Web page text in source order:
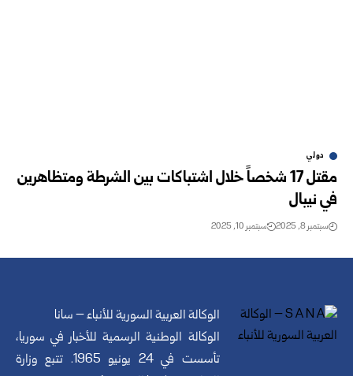
دولي
مقتل 17 شخصاً خلال اشتباكات بين الشرطة ومتظاهرين
في نيبال
سبتمبر 8, 2025 سبتمبر 10, 2025
الوكالة العربية السورية للأنباء – سانا
الوكالة الوطنية الرسمية للأخبار في سوريا،
تأسست في 24 يونيو 1965. تتبع وزارة